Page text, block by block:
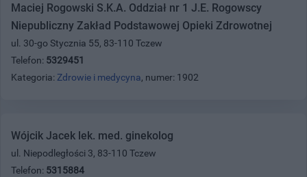
Maciej Rogowski S.K.A. Oddział nr 1 J.E. Rogowscy
Niepubliczny Zakład Podstawowej Opieki Zdrowotnej
ul. 30-go Stycznia 55, 83-110 Tczew
Telefon: 5329451
Kategoria: Zdrowie i medycyna, numer: 1902
Wójcik Jacek lek. med. ginekolog
ul. Niepodległości 3, 83-110 Tczew
Telefon: 5315884